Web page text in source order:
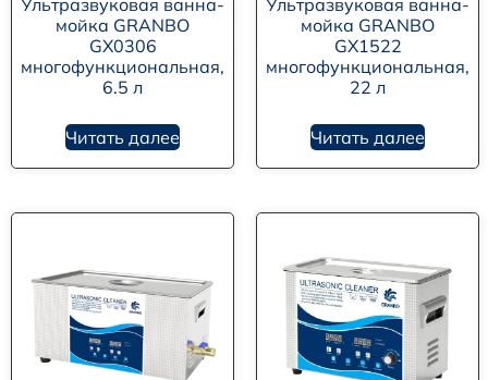
Ультразвуковая ванна-
мойка GRANBO
GX0306
многофункциональная,
6.5 л
Читать далее
Ультразвуковая ванна-
мойка GRANBO
GX1522
многофункциональная,
22 л
Читать далее